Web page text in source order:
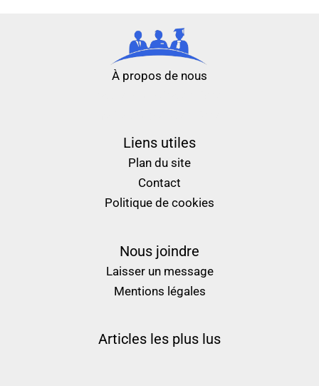
À propos de nous
Liens utiles
Plan du site
Contact
Politique de cookies
Nous joindre
Laisser un message
Mentions légales
Articles les plus lus